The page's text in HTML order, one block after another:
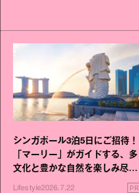
シンガポール3泊5日にご招待！
「マーリー」がガイドする、多
文化と豊かな自然を楽しみ尽く
Lifestyle2026.7.22 PR